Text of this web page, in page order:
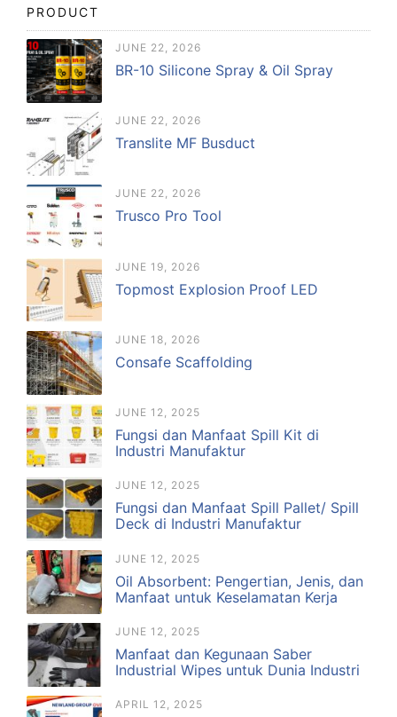
PRODUCT
JUNE 22, 2026
BR-10 Silicone Spray & Oil Spray
JUNE 22, 2026
Translite MF Busduct
JUNE 22, 2026
Trusco Pro Tool
JUNE 19, 2026
Topmost Explosion Proof LED
JUNE 18, 2026
Consafe Scaffolding
JUNE 12, 2025
Fungsi dan Manfaat Spill Kit di
Industri Manufaktur
JUNE 12, 2025
Fungsi dan Manfaat Spill Pallet/ Spill
Deck di Industri Manufaktur
JUNE 12, 2025
Oil Absorbent: Pengertian, Jenis, dan
Manfaat untuk Keselamatan Kerja
JUNE 12, 2025
Manfaat dan Kegunaan Saber
Industrial Wipes untuk Dunia Industri
APRIL 12, 2025